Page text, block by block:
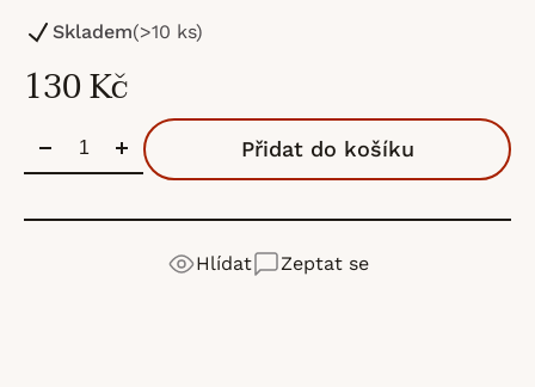
130 Kč
Skladem(>10 ks)
Přidat do košíku
Zeptat se
Hlídat